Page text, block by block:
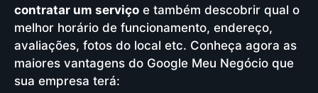
contratar um serviço e também descobrir qual o
melhor horário de funcionamento, endereço,
avaliações, fotos do local etc. Conheça agora as
maiores vantagens do Google Meu Negócio que
sua empresa terá: